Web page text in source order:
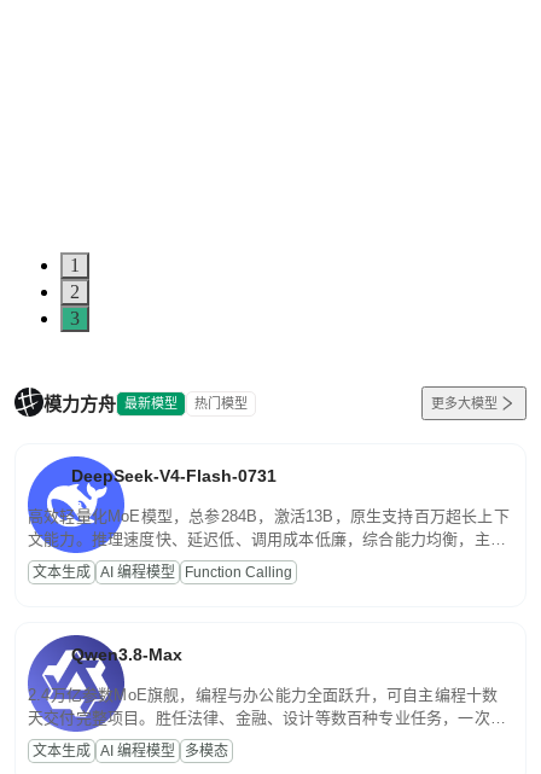
1
2
3
模力方舟 最新模型 热门模型 更多大模型
DeepSeek-V4-Flash-0731
高效轻量化MoE模型，总参284B，激活13B，原生支持百万超长上下
文能力。推理速度快、延迟低、调用成本低廉，综合能力均衡，主打
高并发、轻量化任务，适合日常对话、内容创作、基础 RAG、批量
文案处理等普惠刚需场景。
文本生成 AI 编程模型 Function Calling
Qwen3.8-Max
2.4万亿参数MoE旗舰，编程与办公能力全面跃升，可自主编程十数
天交付完整项目。胜任法律、金融、设计等数百种专业任务，一次对
话端到端交付生产级成果。原生视觉理解贯穿规划、执行与验证全流
程，支持超长文档与长视频的深度语义解析。长程任务中自主规划与
文本生成 AI 编程模型 多模态